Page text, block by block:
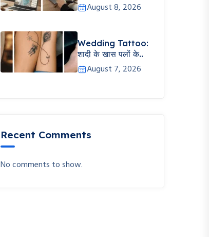
August 8, 2026
Wedding Tattoo:
शादी के खास पलों के..
August 7, 2026
Recent Comments
No comments to show.